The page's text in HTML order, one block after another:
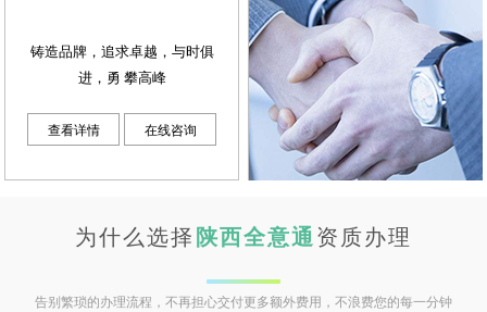
铸造品牌，追求卓越，与时俱
进，勇 攀高峰
查看详情 在线咨询
为什么选择 陕西全意通 资质办理
告别繁琐的办理流程，不再担心交付更多额外费用，不浪费您的每一分钟